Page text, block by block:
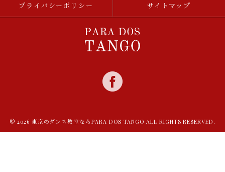
プライバシーポリシー サイトマップ
© 2026 東京のダンス教室ならPARA DOS TANGO ALL RIGHTS RESERVED.